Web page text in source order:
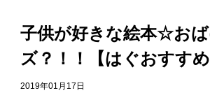
子供が好きな絵本☆お
ズ？！！【はぐおすすめ
2019年01月17日